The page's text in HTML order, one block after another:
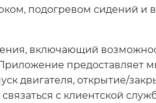
подогревом сидений и
включающий
предоставляет
двигателя, открытие/
с клиентской